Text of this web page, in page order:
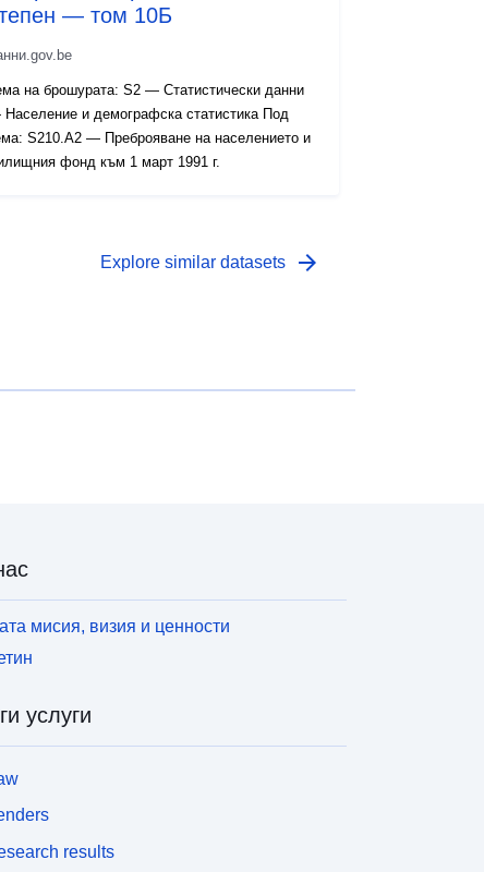
— том 10Б
на брошурата: S2 — Статистически данни
и демографска статистика Под
S210.A2 — Преброяване на населението и
фонд към 1 март 1991 г.
Explore similar datasets arrow_forward
мисия, визия и ценности
услуги
results